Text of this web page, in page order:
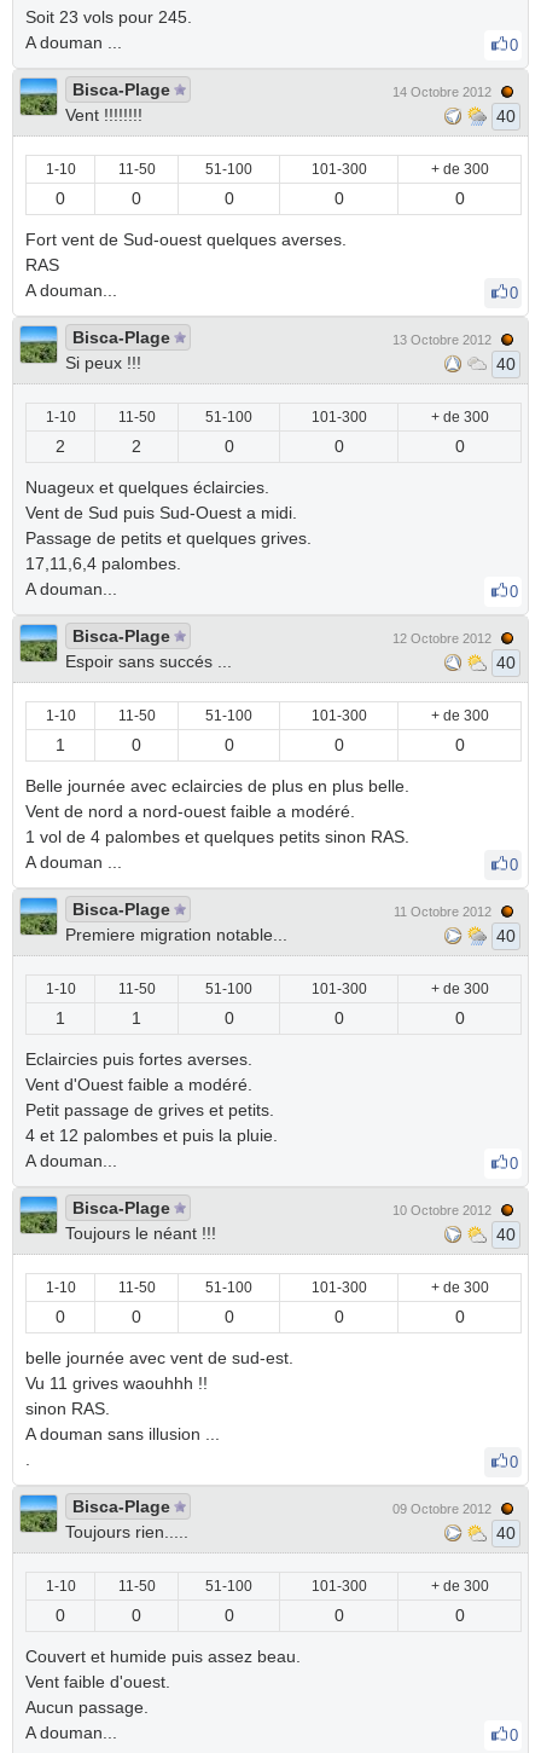
Soit 23 vols pour 245.
A douman ...
0
Bisca-Plage
Vent !!!!!!!!
14 Octobre 2012
40
1-10 11-50 51-100 101-300 + de 300
0 0 0 0 0
Fort vent de Sud-ouest quelques averses.
RAS
A douman...
0
Bisca-Plage
Si peux !!!
13 Octobre 2012
40
1-10 11-50 51-100 101-300 + de 300
2 2 0 0 0
Nuageux et quelques éclaircies.
Vent de Sud puis Sud-Ouest a midi.
Passage de petits et quelques grives.
17,11,6,4 palombes.
A douman...
0
Bisca-Plage
Espoir sans succés ...
12 Octobre 2012
40
1-10 11-50 51-100 101-300 + de 300
1 0 0 0 0
Belle journée avec eclaircies de plus en plus belle.
Vent de nord a nord-ouest faible a modéré.
1 vol de 4 palombes et quelques petits sinon RAS.
A douman ...
0
Bisca-Plage
Premiere migration notable...
11 Octobre 2012
40
1-10 11-50 51-100 101-300 + de 300
1 1 0 0 0
Eclaircies puis fortes averses.
Vent d'Ouest faible a modéré.
Petit passage de grives et petits.
4 et 12 palombes et puis la pluie.
A douman...
0
Bisca-Plage
Toujours le néant !!!
10 Octobre 2012
40
1-10 11-50 51-100 101-300 + de 300
0 0 0 0 0
belle journée avec vent de sud-est.
Vu 11 grives waouhhh !!
sinon RAS.
A douman sans illusion ...
0
Bisca-Plage
Toujours rien.....
09 Octobre 2012
40
1-10 11-50 51-100 101-300 + de 300
0 0 0 0 0
Couvert et humide puis assez beau.
Vent faible d'ouest.
Aucun passage.
A douman...
0